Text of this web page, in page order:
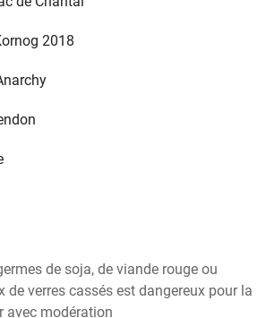
2018
de soja, de viande rouge ou
de verres cassés est dangereux pour la
avec modération